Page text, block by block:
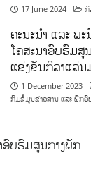
17 June 2024 ກິ
ຄະນະນຳ ແລະ ພ
ໂຄສະນາອົບຮົມສູ
ແຂ່ງຂັນກິລາແລ່ນ
1 December 2023
ກົມຂໍ້ມູນຂ່າວສານ ແລະ ຝຶກອົ
ອົບຮົມສູນກາງພັກ